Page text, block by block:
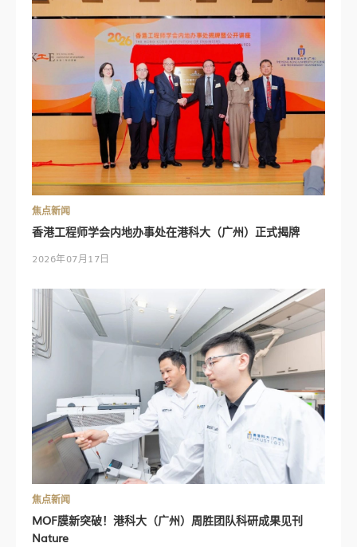
焦点新闻
香港工程师学会内地办事处在港科大（广州）正式揭牌
2026年07月17日
焦点新闻
MOF膜新突破！港科大（广州）周胜团队科研成果见刊
Nature